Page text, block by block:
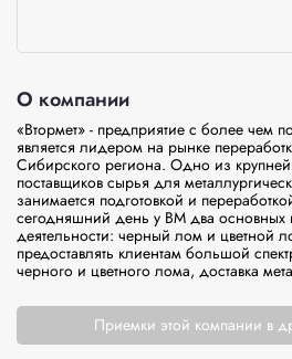
О компании
«Втормет» - предприятие с более чем
является лидером на рынке
Сибирского региона. Одно из
поставщиков сырья для
занимается подготовкой и
сегодняшний день у ВМ два основных
деятельности: черный лом и цветной
предоставлять клиентам большой
черного и цветного лома, доставка
Приемки этой компании в